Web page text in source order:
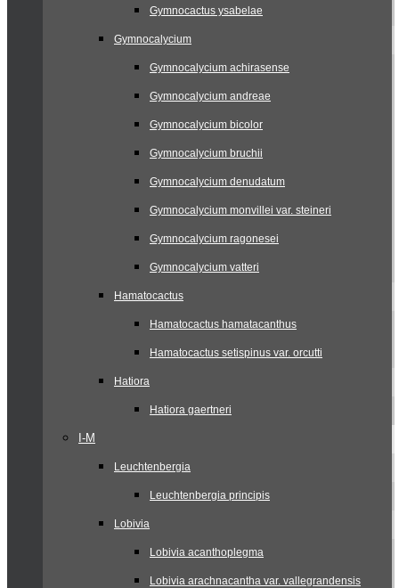
Gymnocactus ysabelae
Gymnocalycium
Gymnocalycium achirasense
Gymnocalycium andreae
Gymnocalycium bicolor
Gymnocalycium bruchii
Gymnocalycium denudatum
Gymnocalycium monvillei var. steineri
Gymnocalycium ragonesei
Gymnocalycium vatteri
Hamatocactus
Hamatocactus hamatacanthus
Hamatocactus setispinus var. orcutti
Hatiora
Hatiora gaertneri
I-M
Leuchtenbergia
Leuchtenbergia principis
Lobivia
Lobivia acanthoplegma
Lobivia arachnacantha var. vallegrandensis